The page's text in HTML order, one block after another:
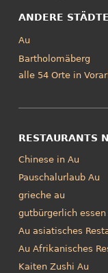
ANDERE
Au
Bartholomäberg
alle 54 Orte in
RESTAURANTS
Chinese in Au
Pauschalurlaub Au
grieche au
gutbürgerlich essen
Au asiatisches
Au Afrikanisches
Kaiten Zushi Au